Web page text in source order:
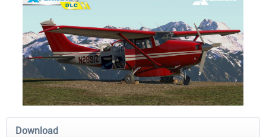
Diamond DA-62
Cessna 208 Grand Caravan
Download